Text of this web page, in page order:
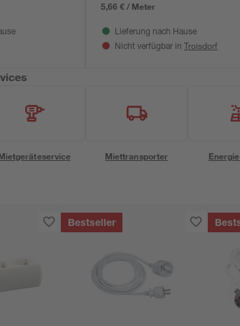
5,66 € / Meter
Lieferung nach Hause
Nicht verfügbar in Troisdorf
Miettransporter
Bestseller